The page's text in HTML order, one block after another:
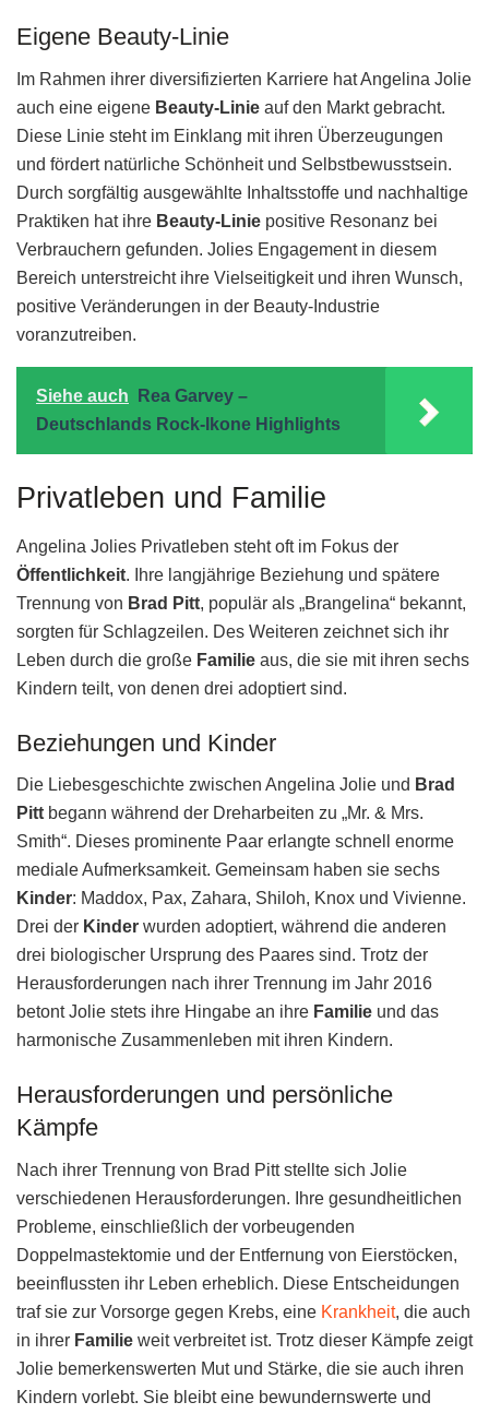
Eigene Beauty-Linie
Im Rahmen ihrer diversifizierten Karriere hat Angelina Jolie
auch eine eigene Beauty-Linie auf den Markt gebracht.
Diese Linie steht im Einklang mit ihren Überzeugungen
und fördert natürliche Schönheit und Selbstbewusstsein.
Durch sorgfältig ausgewählte Inhaltsstoffe und nachhaltige
Praktiken hat ihre Beauty-Linie positive Resonanz bei
Verbrauchern gefunden. Jolies Engagement in diesem
Bereich unterstreicht ihre Vielseitigkeit und ihren Wunsch,
positive Veränderungen in der Beauty-Industrie
voranzutreiben.
Siehe auch
Rea Garvey –
Deutschlands Rock-Ikone Highlights
Privatleben und Familie
Angelina Jolies Privatleben steht oft im Fokus der
Öffentlichkeit. Ihre langjährige Beziehung und spätere
Trennung von Brad Pitt, populär als „Brangelina“ bekannt,
sorgten für Schlagzeilen. Des Weiteren zeichnet sich ihr
Leben durch die große Familie aus, die sie mit ihren sechs
Kindern teilt, von denen drei adoptiert sind.
Beziehungen und Kinder
Die Liebesgeschichte zwischen Angelina Jolie und Brad
Pitt begann während der Dreharbeiten zu „Mr. & Mrs.
Smith“. Dieses prominente Paar erlangte schnell enorme
mediale Aufmerksamkeit. Gemeinsam haben sie sechs
Kinder: Maddox, Pax, Zahara, Shiloh, Knox und Vivienne.
Drei der Kinder wurden adoptiert, während die anderen
drei biologischer Ursprung des Paares sind. Trotz der
Herausforderungen nach ihrer Trennung im Jahr 2016
betont Jolie stets ihre Hingabe an ihre Familie und das
harmonische Zusammenleben mit ihren Kindern.
Herausforderungen und persönliche
Kämpfe
Nach ihrer Trennung von Brad Pitt stellte sich Jolie
verschiedenen Herausforderungen. Ihre gesundheitlichen
Probleme, einschließlich der vorbeugenden
Doppelmastektomie und der Entfernung von Eierstöcken,
beeinflussten ihr Leben erheblich. Diese Entscheidungen
traf sie zur Vorsorge gegen Krebs, eine Krankheit, die auch
in ihrer Familie weit verbreitet ist. Trotz dieser Kämpfe zeigt
Jolie bemerkenswerten Mut und Stärke, die sie auch ihren
Kindern vorlebt. Sie bleibt eine bewundernswerte und